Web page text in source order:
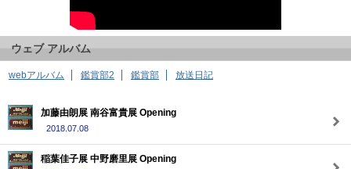
ウェブ アルバム
webアルバム 鑑賞部2 鑑賞部 放送日記
加藤由朗展 南谷富貴展 Opening
2018.07.08
稲葉佳子展 中野磨里展 Opening